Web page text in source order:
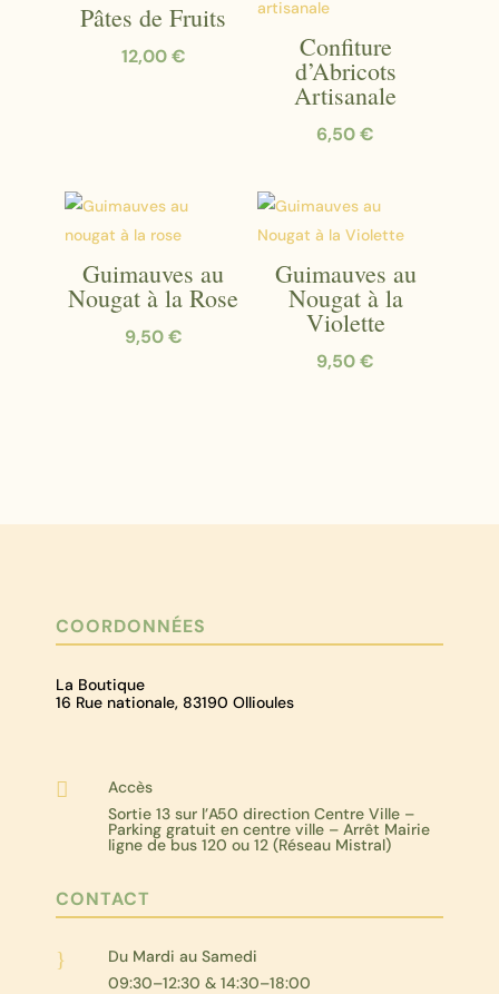
Pâtes de Fruits
12,00€ Confiture
d’Abricots
Artisanale
6,50€
Guimauves au
Nougat à la Rose
9,50€
Guimauves au
Nougat à la
Violette
9,50€
COORDONNÉES
La Boutique
16 Rue nationale, 83190 Ollioules

Accès
Sortie 13 sur l’A50 direction Centre Ville –
Parking gratuit en centre ville – Arrêt Mairie
ligne de bus 120 ou 12 (Réseau Mistral)
CONTACT
}
Du Mardi au Samedi
09:30–12:30 & 14:30–18:00